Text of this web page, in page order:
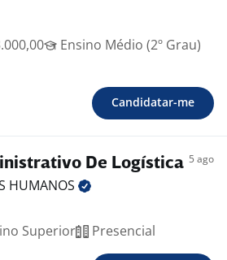
Ensino Médio (2º Grau)
Candidatar-me
De Logística 5 ago
HUMANOS
Superior Presencial